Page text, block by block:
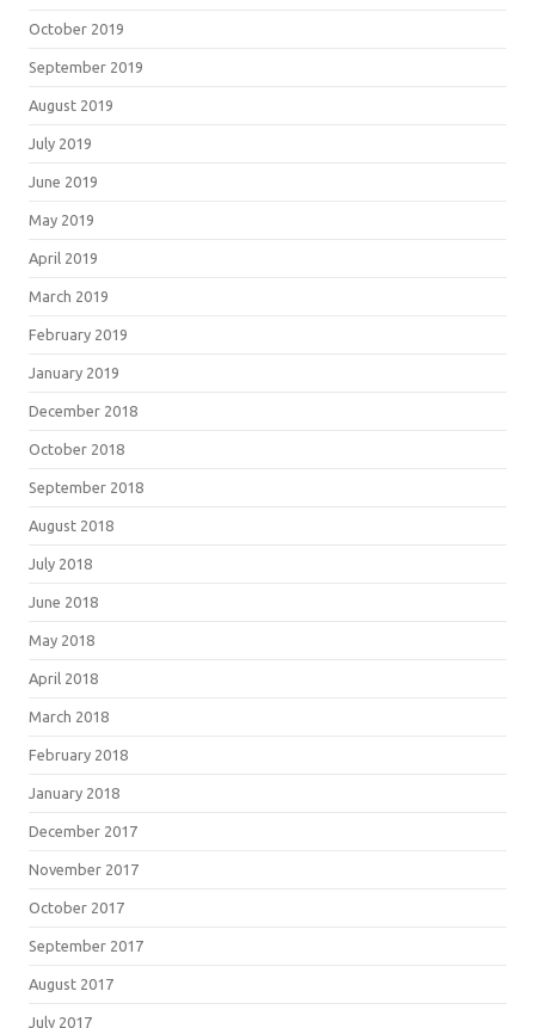
October 2019
September 2019
August 2019
July 2019
June 2019
May 2019
April 2019
March 2019
February 2019
January 2019
December 2018
October 2018
September 2018
August 2018
July 2018
June 2018
May 2018
April 2018
March 2018
February 2018
January 2018
December 2017
November 2017
October 2017
September 2017
August 2017
July 2017